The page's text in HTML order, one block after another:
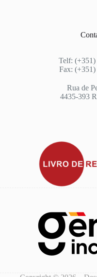
Telf:
Fax:
Rua de
4435-393